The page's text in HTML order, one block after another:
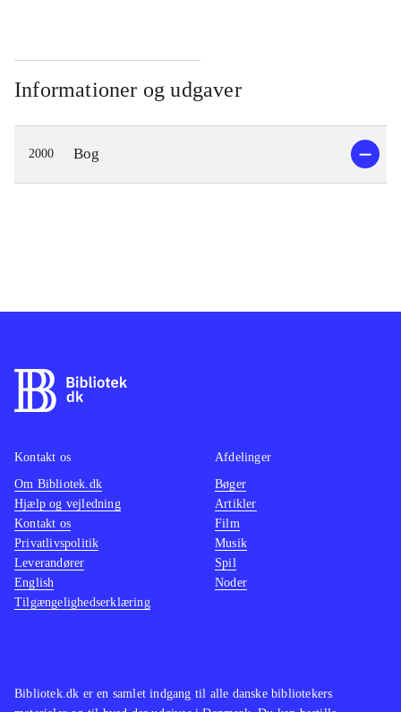
Informationer og udgaver
2000 Bog
Bibliotek.dk er en samlet indgang til alle danske bibliotekers
Kontakt os
Om Bibliotek.dk
Hjælp og vejledning
Kontakt os
Privatlivspolitik
Leverandører
English
Tilgængelighedserklæring
Afdelinger
Bøger
Artikler
Film
Musik
Spil
Noder